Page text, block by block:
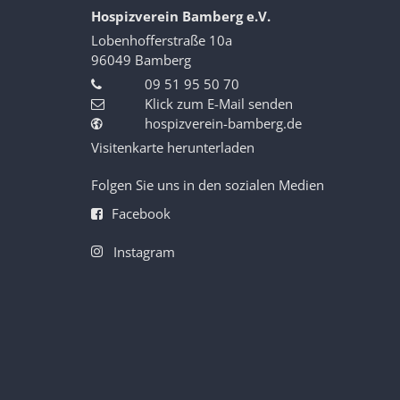
Hospizverein Bamberg e.V.
Lobenhofferstraße 10a
96049 Bamberg
09 51 95 50 70
Klick zum E-Mail senden
hospizverein-bamberg.de
Visitenkarte herunterladen
Folgen Sie uns in den sozialen Medien
Facebook
Instagram